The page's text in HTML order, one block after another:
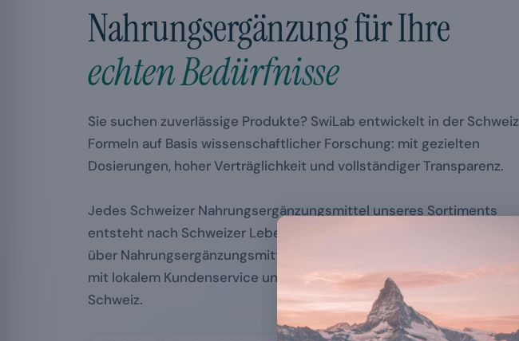
Nahrungsergänzung für Ihre
echten Bedürfnisse
Sie suchen zuverlässige Produkte? SwiLab entwickelt in der Schweiz
Formeln auf Basis wissenschaftlicher Forschung: mit gezielten
Dosierungen, hoher Verträglichkeit und vollständiger Transparenz.
Jedes Schweizer Nahrungsergänzungsmittel unseres Sortiments
entsteht nach Schweizer Lebensmittelrecht (Verordnung des EDI
über Nahrungsergänzungsmittel, VNem), unter Aufsicht des BLV:
mit lokalem Kundenservice und schneller Lieferung in die ganze
Schweiz.